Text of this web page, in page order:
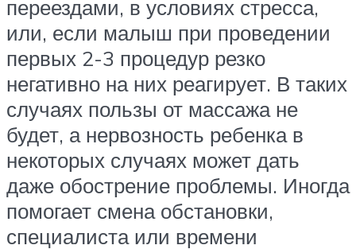
переездами, в условиях стресса,
или, если малыш при проведении
первых 2-3 процедур резко
негативно на них реагирует. В таких
случаях пользы от массажа не
будет, а нервозность ребенка в
некоторых случаях может дать
даже обострение проблемы. Иногда
помогает смена обстановки,
специалиста или времени